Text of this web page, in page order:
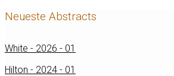
Neueste Abstracts
White - 2026 - 01
Hilton - 2024 - 01